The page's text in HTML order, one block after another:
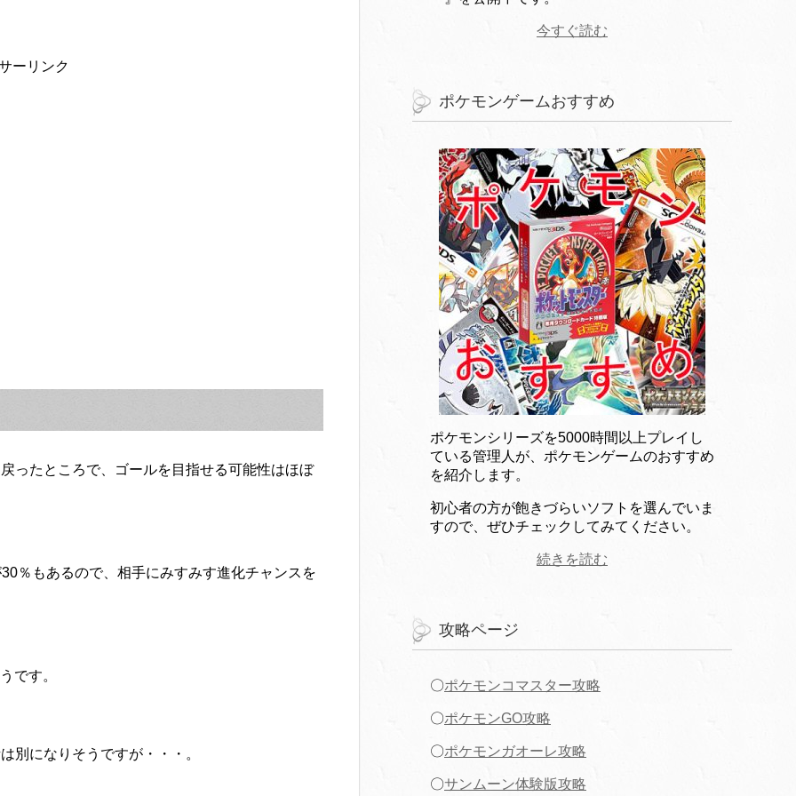
ーリンク
ったところで、ゴールを目指せる可能性はほぼ
％もあるので、相手にみすみす進化チャンスを
です。
別になりそうですが・・・。
今すぐ読む
ポケモンゲームおすすめ
ポケモンシリーズを5000時間以上プレイし
ている管理人が、ポケモンゲームのおすすめ
を紹介します。
初心者の方が飽きづらいソフトを選んでいま
すので、ぜひチェックしてみてください。
続きを読む
攻略ページ
〇ポケモンコマスター攻略
〇ポケモンGO攻略
〇ポケモンガオーレ攻略
〇サンムーン体験版攻略